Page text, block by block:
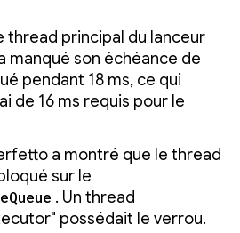
thread principal du lanceur
manqué son échéance de
pendant 18 ms, ce qui
de 16 ms requis pour le
a montré que le thread
sur le
. Un thread
possédait le verrou.